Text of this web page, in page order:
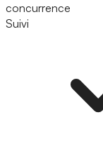
concurrence
Suivi